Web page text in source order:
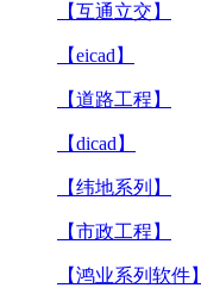
【互通立交】
【eicad】
【道路工程】
【dicad】
【纬地系列】
【市政工程】
【鸿业系列软件】